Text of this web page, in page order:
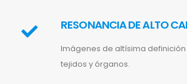
RESONANCIA DE ALTO
Imágenes de altísima
tejidos y órganos.